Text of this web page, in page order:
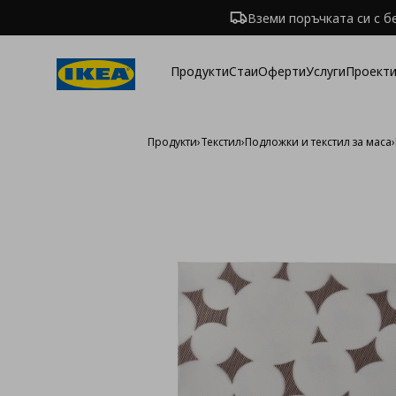
Вземи поръчката си с
ПродуктиСтаиОфертиУслуги
Продукти›Текстил›Подложки и текстил за маса›